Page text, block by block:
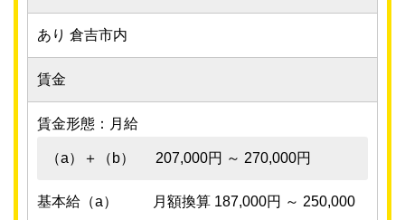
あり 倉吉市内
賃金
賃金形態：月給
（a）＋（b） 207,000円 ～ 270,000円
基本給（a）
月額換算 187,000円 ～ 250,000